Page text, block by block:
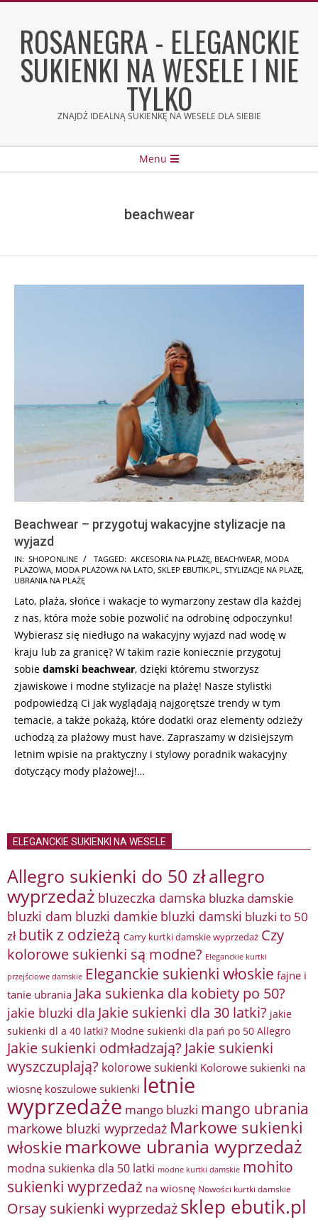
contentROSANEGRA - ELEGANCKIE
SUKIENKI NA WESELE I NIE
TYLKO
ZNAJDŹ IDEALNĄ SUKIENKĘ NA WESELE DLA SIEBIE
Menu
beachwear
Beachwear – przygotuj wakacyjne stylizacje na
wyjazd
2026-
02-
IN: SHOPONLINE TAGGED: AKCESORIA NA PLAŻĘ, BEACHWEAR, MODA
PLAŻOWA, MODA PLAŻOWA NA LATO, SKLEP EBUTIK.PL, STYLIZACJE NA PLAŻĘ,
UBRANIA NA PLAŻĘ
Lato, plaża, słońce i wakacje to wymarzony zestaw dla każdej
z nas, która może sobie pozwolić na odrobinę odpoczynku!
Wybierasz się niedługo na wakacyjny wyjazd nad wodę w
kraju lub za granicę? W takim razie koniecznie przygotuj
sobie damski beachwear, dzięki któremu stworzysz
zjawiskowe i modne stylizacje na plażę! Nasze stylistki
podpowiedzą Ci jak wyglądają najgorętsze trendy w tym
temacie, a także pokażą, które dodatki oraz elementy odzieży
uchodzą za plażowy must have. Zapraszamy w dzisiejszym
letnim wpisie na praktyczny i stylowy poradnik wakacyjny
dotyczący mody plażowej!…
ELEGANCKIE SUKIENKI NA WESELE
Allegro sukienki do 50 złallegro
wyprzedaż bluzeczka damska bluzka damskie
bluzki dam bluzki damkie bluzki damski bluzki to 50
zł butik z odzieżą Carry kurtki damskie wyprzedaż Czy
kolorowe sukienki są modne? Eleganckie kurtki
przejściowe damskie Eleganckie sukienki włoskie fajne i
tanie ubrania Jaka sukienka dla kobiety po 50?
jakie bluzki dla Jakie sukienki dla 30 latki? jakie
sukienki dl a 40 latki? Modne sukienki dla pań po 50 Allegro
Jakie sukienki odmładzają? Jakie sukienki
wyszczuplają? kolorowe sukienki Kolorowe sukienki na
wiosnę koszulowe sukienki letnie
wyprzedaże mango bluzki mango ubrania
markowe bluzki wyprzedaż Markowe sukienki
włoskie markowe ubrania wyprzedaż
modna sukienka dla 50 latki modne kurtki damskie mohito
sukienki wyprzedaż na wiosnę Nowości kurtki damskie
Orsay sukienki wyprzedażsklep ebutik.pl